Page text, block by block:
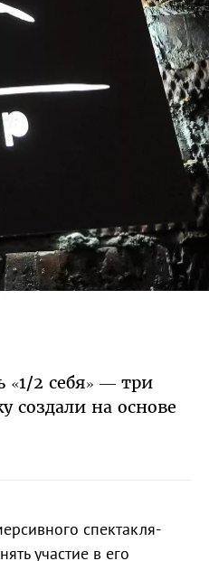
«1/2 себя» — три
создали на основе
спектакля-
участие в его